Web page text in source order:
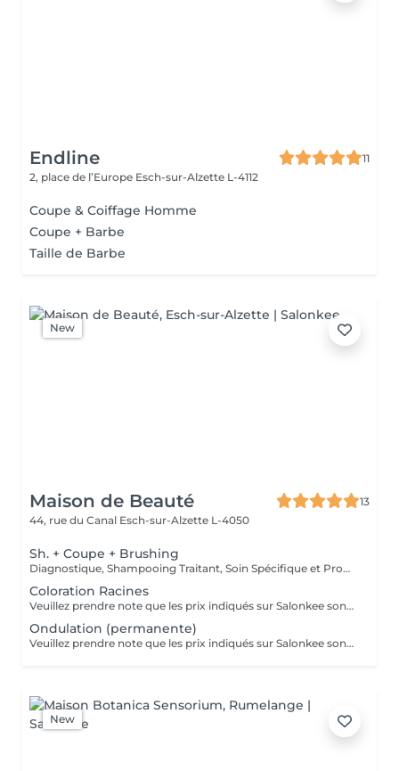
Endline
11
2, place de l’Europe Esch-sur-Alzette L-4112
Coupe & Coiffage Homme
Coupe + Barbe
Taille de Barbe
New
Maison de Beauté
13
44, rue du Canal Esch-sur-Alzette L-4050
Sh. + Coupe + Brushing
Diagnostique, Shampooing Traitant, Soin Spécifique et Produits Coiffants inclus
Coloration Racines
Veuillez prendre note que les prix indiqués sur Salonkee sont communiqués à titre informatif et s'entendent de base. Ces derniers sont susceptibles de varier selon le diagnostic réalisé à votre arrivée au salon et l'expertise du professionnel à qui vous confiez votre beauté. Dans tous les cas, un devis précis vous sera proposé et toutes réalisations de prestations seront effectuées avec votre accord. Un grand merci d'avance pour votre compréhension. Au plaisir de vous recevoir très vite.
Ondulation (permanente)
Veuillez prendre note que les prix indiqués sur Salonkee sont communiqués à titre informatif et s'entendent de base. Ces derniers sont susceptibles de varier selon le diagnostic réalisé à votre arrivée au salon et l'expertise du professionnel à qui vous confiez votre beauté. Dans tous les cas, un devis précis vous sera proposé et toutes réalisations de prestations seront effectuées avec votre accord. Un grand merci d'avance pour votre compréhension. Au plaisir de vous recevoir très vite.
New